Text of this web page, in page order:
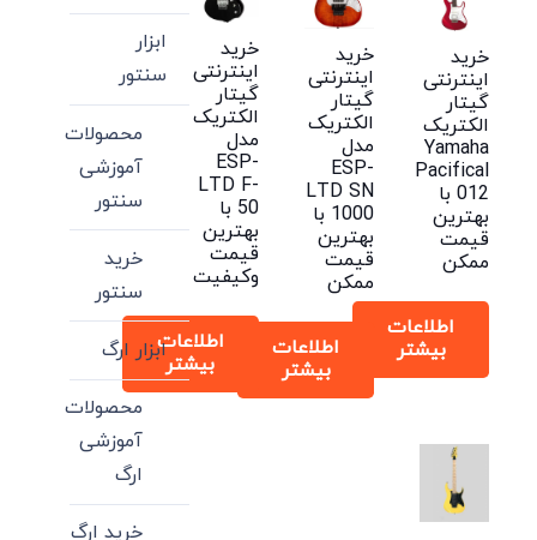
خرید
اینترنتی
گیتار
الکتریک
Yamaha
Pacifical
012 با
بهترین
قیمت
ممکن
اطلاعات
بیشتر
خرید
اینترنتی
گیتار
الکتریک
مدل
ESP-
LTD SN
1000 با
بهترین
قیمت
ممکن
اطلاعات
بیشتر
خرید
اینترنتی
گیتار
الکتریک
مدل
ESP-
LTD F-
50 با
بهترین
قیمت
وکیفیت
اطلاعات
بیشتر
ابزار
سنتور
محصولات
آموزشی
سنتور
خرید
سنتور
ابزار ارگ
محصولات
آموزشی
ارگ
خرید ارگ